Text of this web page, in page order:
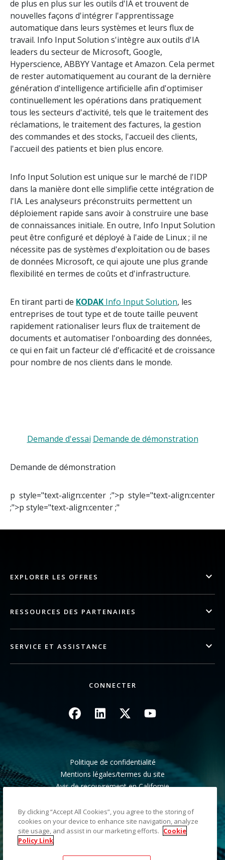
de plus en plus sur les outils d'IA et trouvent de
nouvelles façons d'intégrer l'apprentissage
automatique dans leurs systèmes et leurs flux de
travail. Info Input Solution s'intègre aux outils d'IA
leaders du secteur de Microsoft, Google,
Hyperscience, ABBYY Vantage et Amazon. Cela permet
de rester automatiquement au courant de la dernière
génération d'intelligence artificielle afin d'optimiser
continuellement les opérations dans pratiquement
tous les secteurs d'activité, tels que le traitement des
réclamations, le traitement des factures, la gestion
des commandes et des stocks, l'accueil des clients,
l'accueil des patients et bien plus encore.
Info Input Solution est unique sur le marché de l'IDP
dans la manière dont elle simplifie cette intégration de
l'IA. Les analyseurs préconstruits permettent un
déploiement rapide sans avoir à construire une base
de connaissances initiale. En outre, Info Input Solution
peut être configuré et déployé à l'aide de Linux ; il ne
nécessite pas de systèmes d'exploitation ou de bases
de données Microsoft, ce qui ajoute une plus grande
flexibilité en termes de coûts et d'infrastructure.
En tirant parti de KODAK Info Input Solution, les
entreprises de tout type et de toute taille peuvent
rapidement rationaliser leurs flux de traitement de
documents et automatiser l'onboarding des données,
ce qui en fait un facteur clé d'efficacité et de croissance
pour nombre de nos clients dans le monde.
Demande d'essai Demande de démonstration
Demande de démonstration
p style="text-align:center ;">p style="text-align:center
;">p style="text-align:center ;"
EXPLORER LES OFFRES
RESSOURCES DES PARTENAIRES
SERVICE ET ASSISTANCE
CONNECTER
Image Image Image Image
Politique de confidentialité
Mentions légales/termes du site
Avis de recouvrement en Californie
Plan du site
©2026 Kodak Alaris LLC TM/MC/MR : Alaris, ScanMate.
Toutes les marques commerciales et les dénominations
commerciales utilisées sont la propriété de leurs détenteurs
By clicking “Accept All Cookies”, you agree to the storing of
cookies on your device to enhance site navigation, analyze
site usage, and assist in our marketing efforts. Cookie
Policy Link